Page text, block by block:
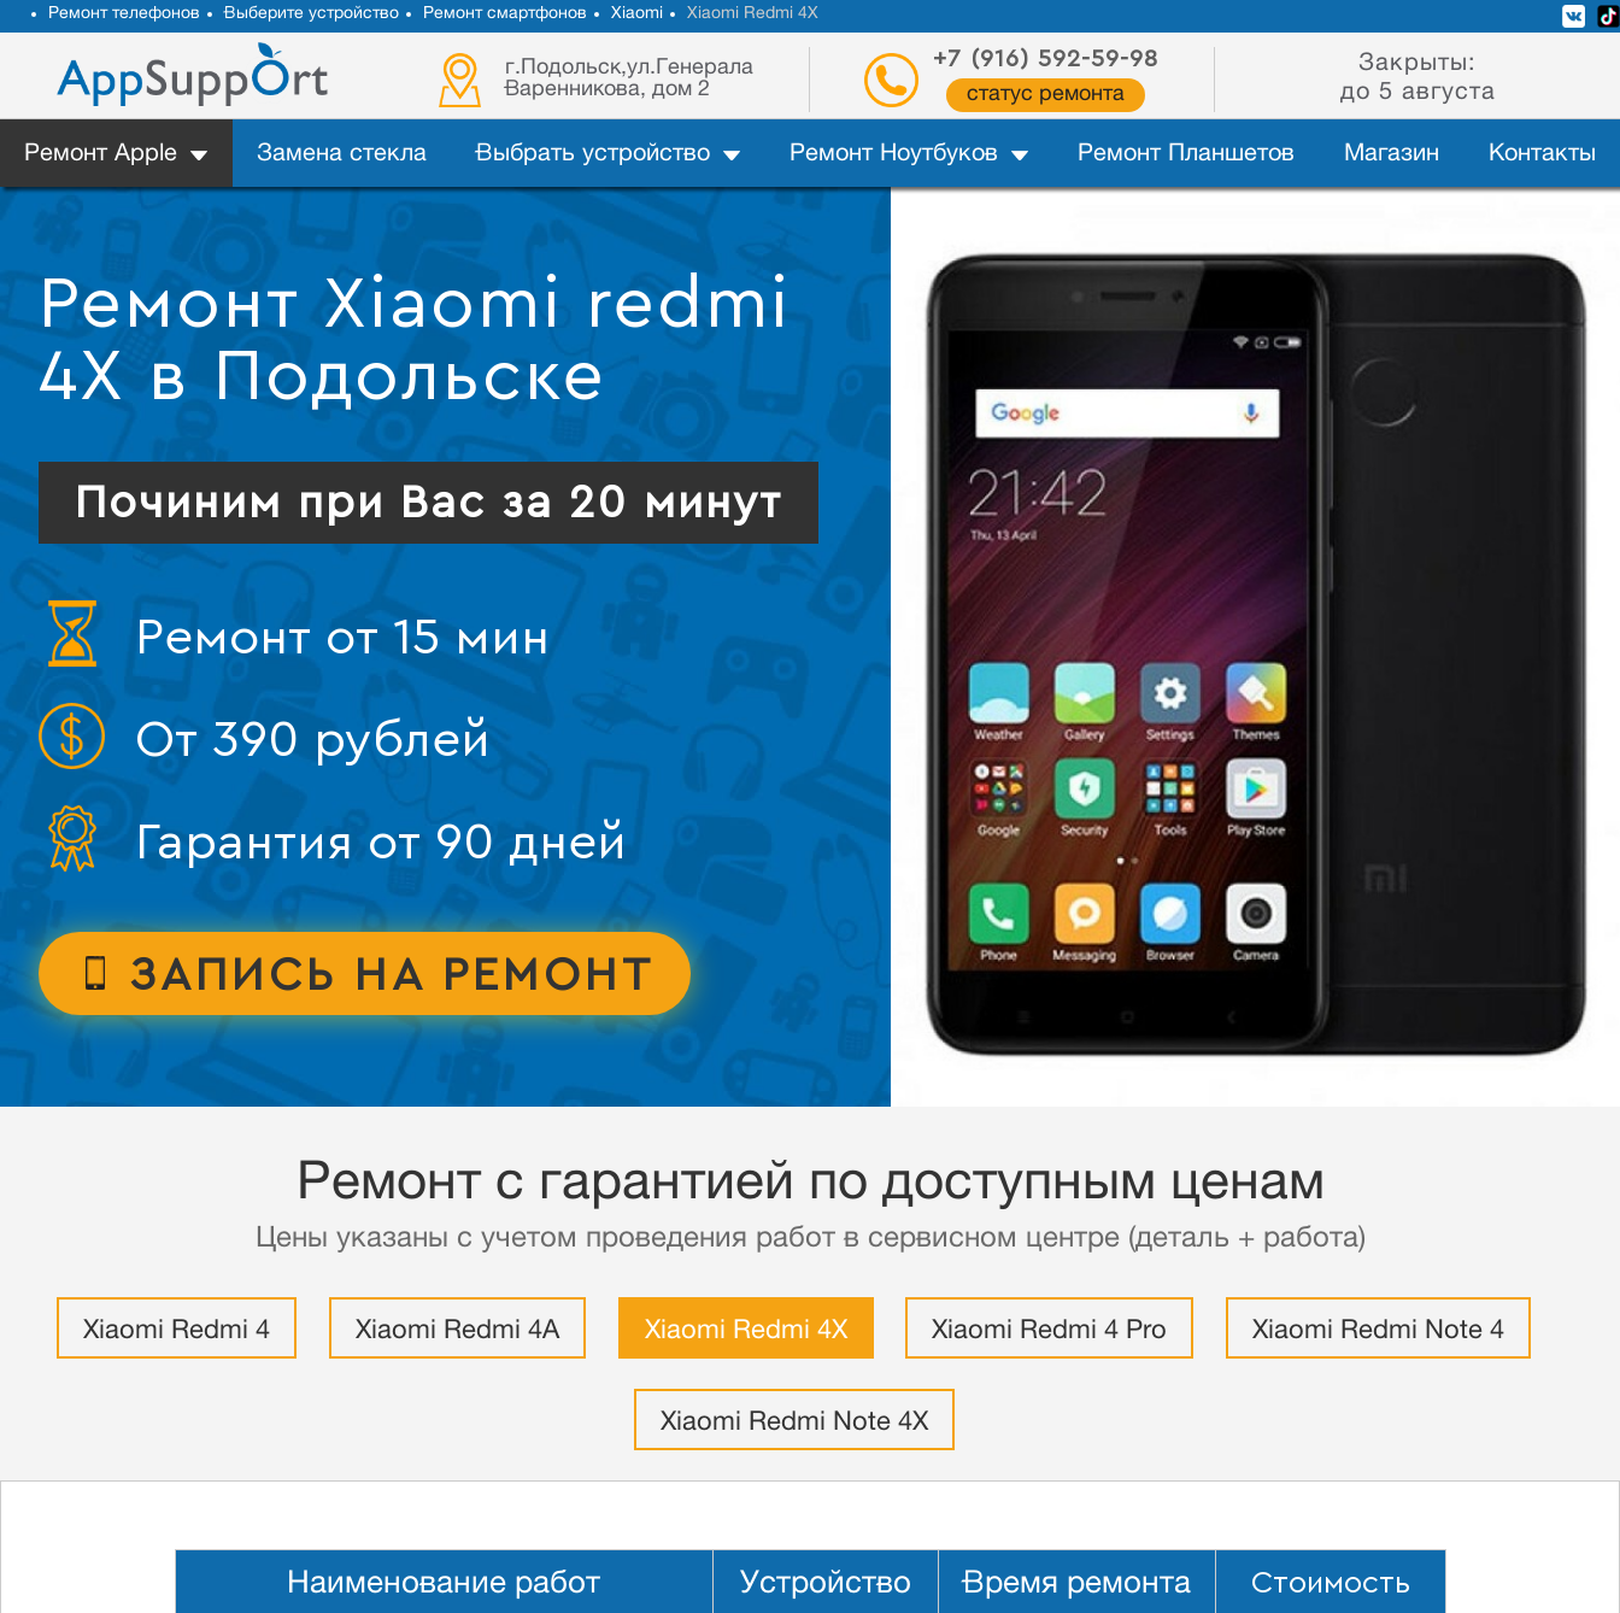
Ремонт телефонов Выберите устройство Ремонт смартфонов Xiaomi Xiaomi Redmi 4X
г.Подольск,ул.Генерала
Варенникова, дом 2
+7 (916) 592-59-98
статус ремонта
Закрыты:
до 5 августа
Ремонт Apple Замена стекла Выбрать устройство Ремонт Ноутбуков Ремонт Планшетов Магазин Контакты
Ремонт Xiaomi redmi
4X в Подольске
Починим при Вас за 20 минут
Ремонт от 15 мин
От 390 рублей
Гарантия от 90 дней
ЗАПИСЬ НА РЕМОНТ
Ремонт с гарантией по доступным ценам
Цены указаны с учетом проведения работ в сервисном центре (деталь + работа)
Xiaomi Redmi 4 Xiaomi Redmi 4A Xiaomi Redmi 4X Xiaomi Redmi 4 Pro Xiaomi Redmi Note 4
Xiaomi Redmi Note 4X
Наименование работ Устройство Время ремонта Стоимость